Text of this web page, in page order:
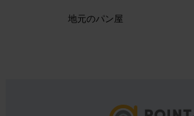
地元のパン屋